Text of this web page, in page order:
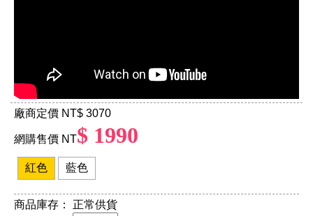
廠商定價 NT$ 3070
網購售價 NT$ 1990
紅色 藍色
商品庫存：
正常供貨